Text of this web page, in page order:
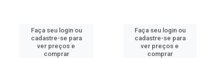
Faça seu login ou
cadastre-se para
ver preços e
comprar
Faça seu login ou
cadastre-se para
ver preços e
comprar